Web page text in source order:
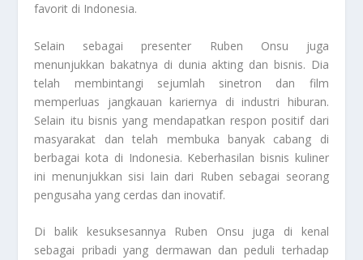
favorit di Indonesia.
Selain sebagai presenter Ruben Onsu
juga
menunjukkan bakatnya di dunia akting dan bisnis. Dia
telah membintangi sejumlah sinetron dan film
memperluas jangkauan kariernya di industri hiburan.
Selain itu bisnis yang mendapatkan respon positif dari
masyarakat dan telah membuka banyak cabang di
berbagai kota di Indonesia. Keberhasilan bisnis kuliner
ini menunjukkan sisi lain dari Ruben sebagai seorang
pengusaha yang cerdas dan inovatif.
Di balik kesuksesannya Ruben Onsu juga di kenal
sebagai pribadi yang dermawan dan peduli terhadap